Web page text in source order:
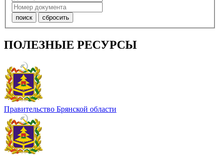
ПОЛЕЗНЫЕ РЕСУРСЫ
Правительство Брянской области